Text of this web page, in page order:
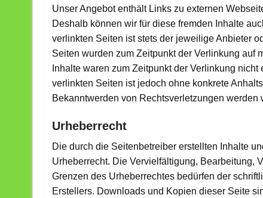
Unser Angebot enthält Links zu externen
Deshalb können wir für diese fremden Inhalte
verlinkten Seiten ist stets der jeweilige Anbieter
Seiten wurden zum Zeitpunkt der Verlinkung auf
Inhalte waren zum Zeitpunkt der Verlinkung
verlinkten Seiten ist jedoch ohne konkrete
Bekanntwerden von Rechtsverletzungen
Urheberrecht
Die durch die Seitenbetreiber erstellten Inhalte
Urheberrecht. Die Vervielfältigung, Bearbeitung,
Grenzen des Urheberrechtes bedürfen der
Erstellers. Downloads und Kopien dieser Seite